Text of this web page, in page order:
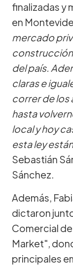
finalizadas y
en
mercado
del país.
claras e
correr de los
hasta
local y hoy
esta ley
Sebastián
Sánchez.
Además,
dictaron
Comercial
Market",
principales